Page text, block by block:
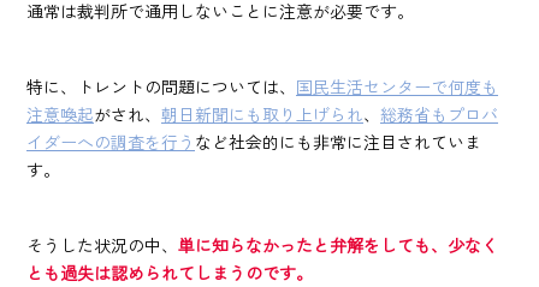
通常は裁判所で通用しないことに注意が必要です。
特に、トレントの問題については、 国民生活センターで何度も
注意喚起がされ、 朝日新聞にも取り上げられ、 総務省もプロバ
イダーへの調査を行う など社会的にも非常に注目されていま
す。
そうした状況の中、 単に知らなかったと弁解をしても、少なく
とも過失は認められてしまうのです。